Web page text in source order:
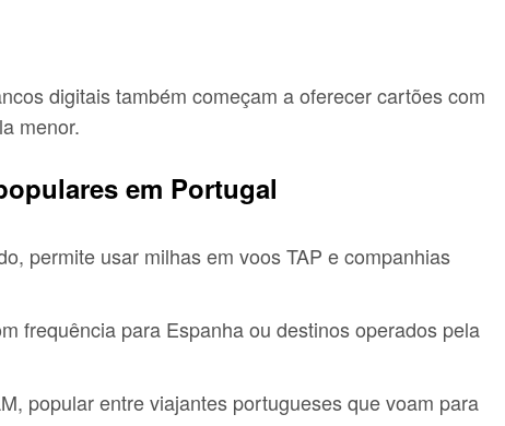
digitais também começam a oferecer cartões com
menor.
em Portugal
permite usar milhas em voos TAP e companhias
frequência para Espanha ou destinos operados pela
popular entre viajantes portugueses que voam para